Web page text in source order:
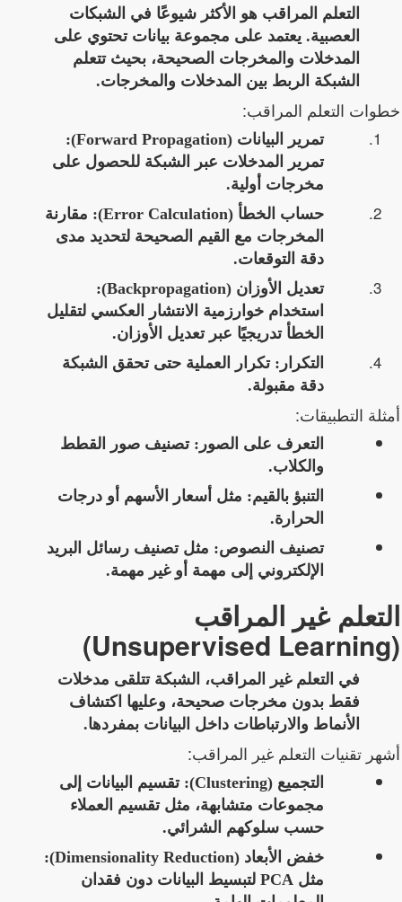
التعلم المراقب هو الأكثر شيوعًا في الشبكات
العصبية. يعتمد على مجموعة بيانات تحتوي على
المدخلات والمخرجات الصحيحة، بحيث تتعلم
الشبكة الربط بين المدخلات والمخرجات.
خطوات التعلم المراقب:
تمرير البيانات (Forward Propagation):
تمرير المدخلات عبر الشبكة للحصول على
مخرجات أولية.
حساب الخطأ (Error Calculation):
مقارنة
المخرجات مع القيم الصحيحة لتحديد مدى
دقة التوقعات.
تعديل الأوزان (Backpropagation):
استخدام خوارزمية الانتشار العكسي لتقليل
الخطأ تدريجيًا عبر تعديل الأوزان.
التكرار: تكرار العملية حتى تحقق الشبكة
دقة مقبولة.
أمثلة التطبيقات:
التعرف على الصور: تصنيف صور القطط
والكلاب.
التنبؤ بالقيم: مثل أسعار الأسهم أو درجات
الحرارة.
تصنيف النصوص: مثل تصنيف رسائل البريد
الإلكتروني إلى مهمة أو غير مهمة.
التعلم غير المراقب
(Unsupervised Learning)
في التعلم غير المراقب، الشبكة تتلقى مدخلات
فقط بدون مخرجات صحيحة، وعليها اكتشاف
الأنماط والارتباطات داخل البيانات بمفردها.
أشهر تقنيات التعلم غير المراقب:
التجميع (Clustering):
تقسيم البيانات إلى
مجموعات متشابهة، مثل تقسيم العملاء
حسب سلوكهم الشرائي.
خفض الأبعاد (Dimensionality Reduction):
مثل PCA لتبسيط البيانات دون فقدان